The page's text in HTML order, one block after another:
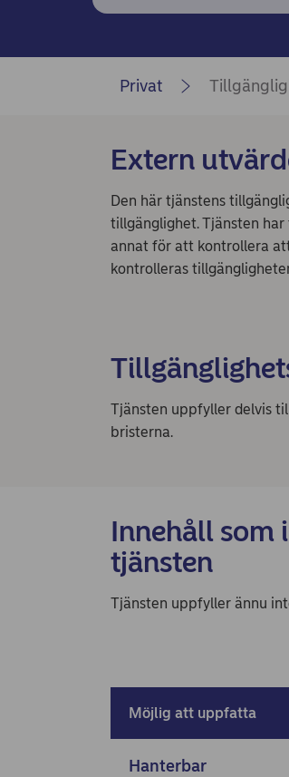
Privat
Extern
Den här tjänstens
tillgänglighet. Tjänsten
annat för att kontrollera
kontrolleras
Tjänsten uppfyller delvis
bristerna.
Innehåll som
tjänsten
Tjänsten uppfyller ännu
Möjlig att uppfatta
Hanterbar